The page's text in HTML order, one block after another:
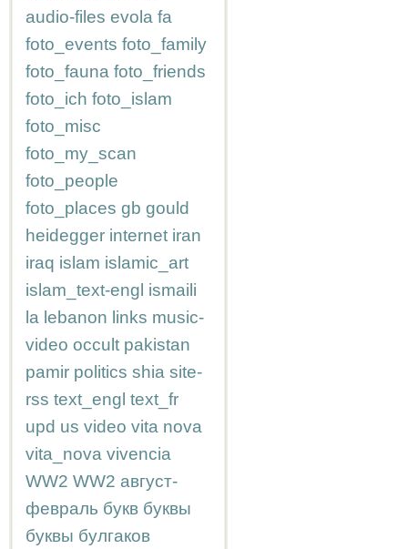
audio-files evola fa
foto_events foto_family
foto_fauna foto_friends
foto_ich foto_islam
foto_misc
foto_my_scan
foto_people
foto_places gb gould
heidegger internet iran
iraq islam islamic_art
islam_text-engl ismaili
la lebanon links music-
video occult pakistan
pamir politics shia site-
rss text_engl text_fr
upd us video vita nova
vita_nova vivencia
WW2 WW2 август-
февраль букв буквы
буквы булгаков